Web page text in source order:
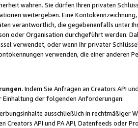
wahren. Sie dürfen Ihren privaten
weitergeben. Eine
verantwortlich, die gegebenenfalls unter
oder Organisation durchgeführt werden.
verwendet, oder wenn Ihr privater
verwenden, die einer anderen
. Indem Sie Anfragen an Creators API
Einhaltung der folgenden Anforderungen:
ausschließlich in rechtmäßiger
Creators API und PA API, Datenfeeds oder